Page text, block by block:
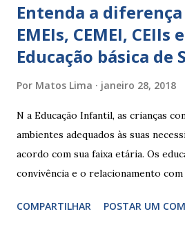
Entenda a diferença
EMEIs, CEMEI, CEIIs
Educação básica de
Por Matos Lima janeiro 28, 2018
N a Educação Infantil, as crianças
ambientes adequados às suas
acordo com sua faixa etária. Os
convivência e o relacionamento
garantir o direito das crianças a
COMPARTILHAR POSTAR UM